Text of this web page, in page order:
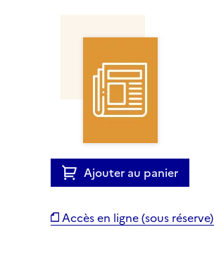
Ajouter au panier
Accès en ligne (sous réserve)